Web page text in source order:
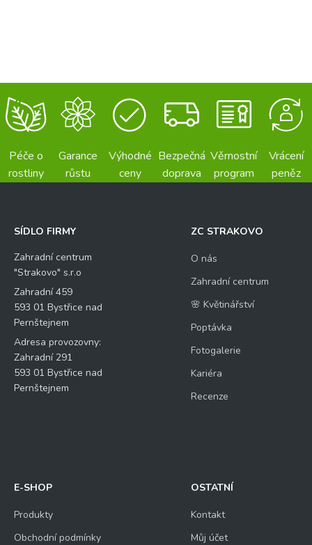
Péče o
rostliny
Garance
růstu
Výhodné
ceny
Bezpečná
doprava
Věrnostní
program
Vrácení
peněz
SÍDLO FIRMY
Zahradní centrum
"Strakovo" s.r.o
Zahradní 459
593 01 Bystřice nad
Pernštejnem
Adresa provozovny:
Zahradní 291
593 01 Bystřice nad
Pernštejnem
ZC STRAKOVO
O nás
Zahradní centrum
🌸 Květinářství
Poptávka
Fotogalerie
Kariéra
Recenze
E-SHOP
Produkty
Obchodní podmínky
OSTATNÍ
Kontakt
Můj účet